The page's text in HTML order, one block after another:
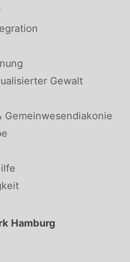
Gewalt
Gemeinwesendiakonie
Hamburg